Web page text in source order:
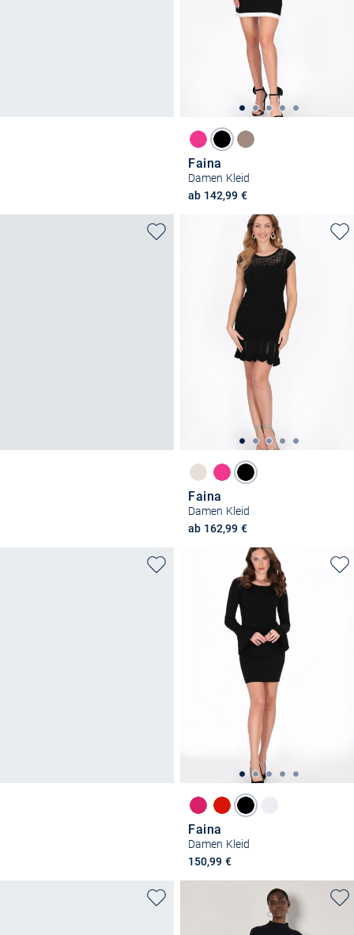
Faina
Damen Kleid
ab 142,99 €
Faina
Damen Kleid
ab 162,99 €
Faina
Damen Kleid
150,99 €